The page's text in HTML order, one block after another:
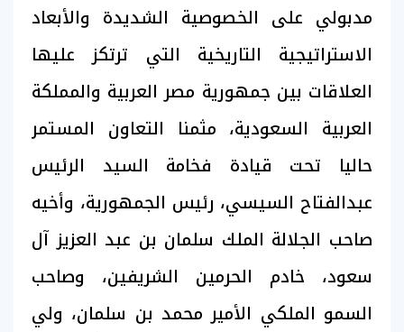
مدبولي على الخصوصية الشديدة والأبعاد
الاستراتيجية التاريخية التي ترتكز عليها
العلاقات بين جمهورية مصر العربية والمملكة
العربية السعودية، مثمنا التعاون المستمر
حاليا تحت قيادة فخامة السيد الرئيس
عبدالفتاح السيسي، رئيس الجمهورية، وأخيه
صاحب الجلالة الملك سلمان بن عبد العزيز آل
سعود، خادم الحرمين الشريفين، وصاحب
السمو الملكي الأمير محمد بن سلمان، ولي